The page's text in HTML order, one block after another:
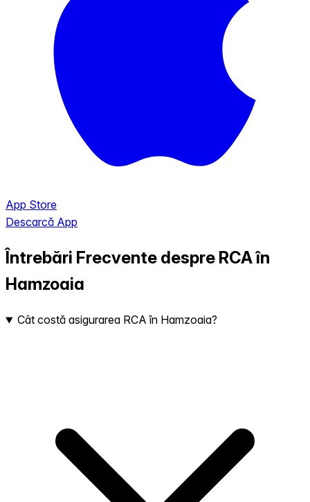
App Store
Descarcă App
Întrebări Frecvente despre RCA în
Hamzoaia
Cât costă asigurarea RCA în Hamzoaia?